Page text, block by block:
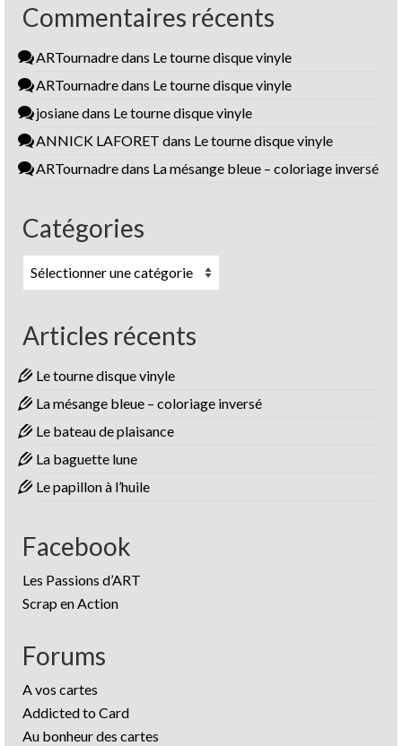
Commentaires récents
ARTournadredans Le tourne disque vinyle
ARTournadredans Le tourne disque vinyle
josianedans Le tourne disque vinyle
ANNICK LAFORET dans Le tourne disque vinyle
ARTournadredans La mésange bleue – coloriage inversé
Catégories
Catégories
Articles récents
Le tourne disque vinyle
La mésange bleue – coloriage inversé
Le bateau de plaisance
La baguette lune
Le papillon à l’huile
Facebook
Les Passions d’ART
Scrap en Action
Forums
A vos cartes
Addicted to Card
Au bonheur des cartes